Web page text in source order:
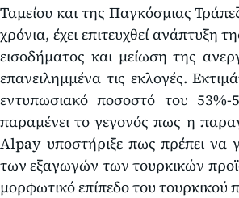
Ταμείου και της Παγκόσμιας
χρόνια, έχει επιτευχθεί ανάπτυξη
εισοδήματος και μείωση της
επανειλημμένα τις εκλογές.
εντυπωσιακό ποσοστό του 53%-
παραμένει το γεγονός πως η
Alpay υποστήριξε πως πρέπει να
των εξαγωγών των τουρκικών
μορφωτικό επίπεδο του